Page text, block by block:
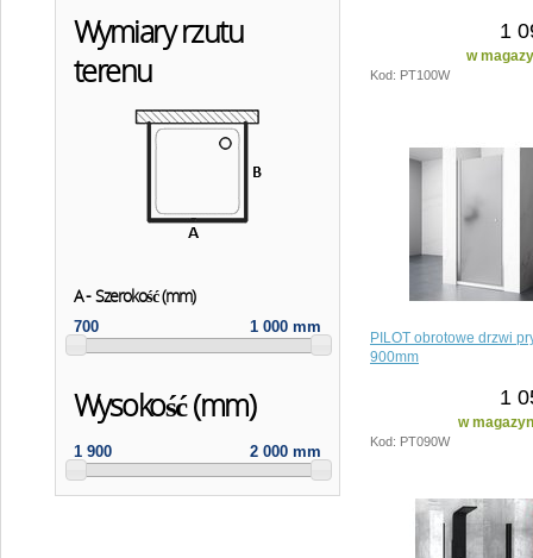
Wymiary rzutu
terenu
A - Szerokość (mm)
700 1 000 mm
Wysokość (mm)
1 900 2 000 mm
1
w
Kod: PT100W
PILOT obrotowe drzwi
900mm
1
w
Kod: PT090W